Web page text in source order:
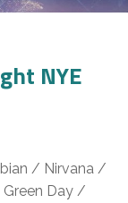
NYE
/ Nirvana /
Day /